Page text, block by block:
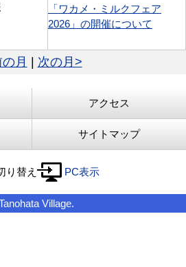
「ワカメ・ミルクフェア
2026」の開催について
月 次の月>
アクセス
サイトマップ
り替え PC表示
Village.